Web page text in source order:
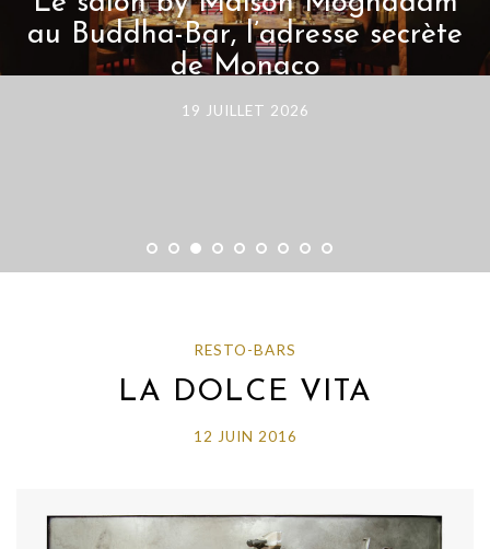
Muse Monte-Carlo : mon coup
de cœur face à la Méditerranée
RESTO-BARS
LA DOLCE VITA
12 JUIN 2016